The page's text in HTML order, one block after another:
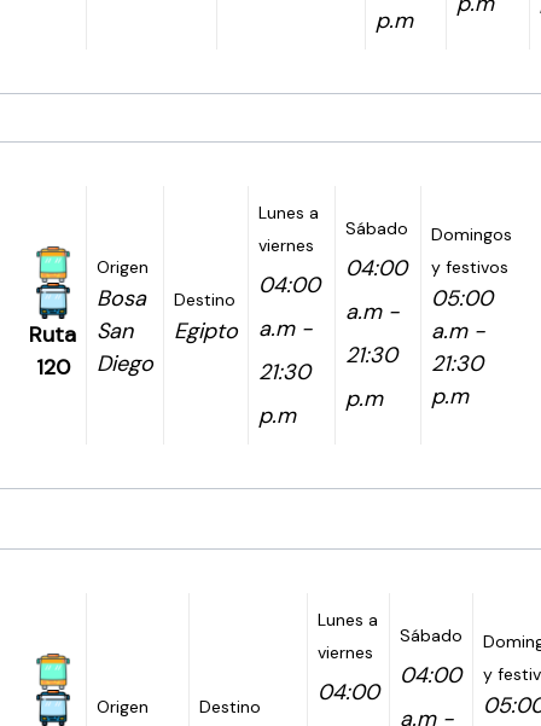
p.m
Ruta
120
Origen
Bosa
San
Diego
Destino
Egipto
Lunes a
viernes
04:00
a.m -
21:30
p.m
Sábado
04:00
a.m -
21:30
p.m
Domingos
y festivos
05:00
a.m -
21:30
p.m
Origen Destino
Lunes a
viernes
04:00
Sábado
04:00
a.m -
y